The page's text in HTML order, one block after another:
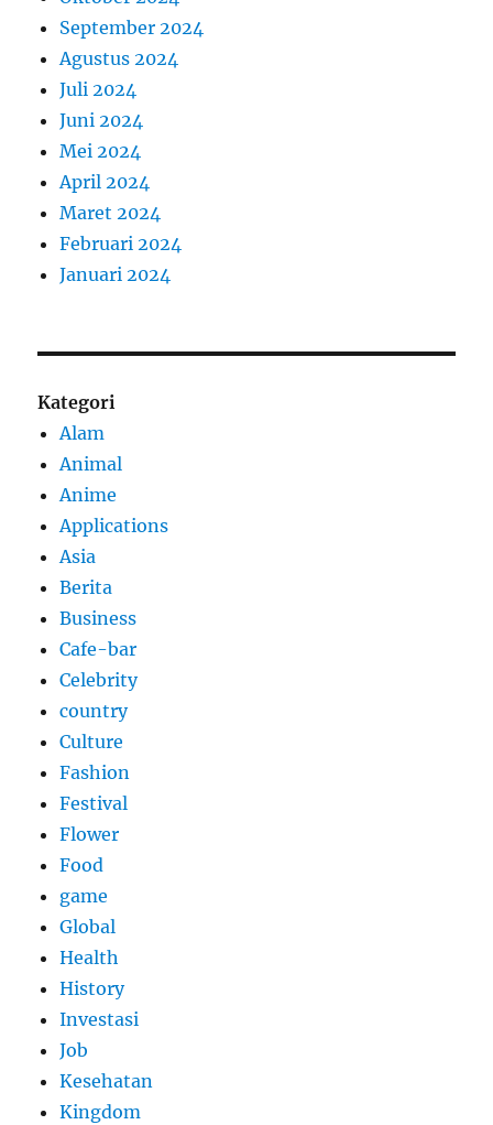
September 2024
Agustus 2024
Juli 2024
Juni 2024
Mei 2024
April 2024
Maret 2024
Februari 2024
Januari 2024
Kategori
Alam
Animal
Anime
Applications
Asia
Berita
Business
Cafe-bar
Celebrity
country
Culture
Fashion
Festival
Flower
Food
game
Global
Health
History
Investasi
Job
Kesehatan
Kingdom